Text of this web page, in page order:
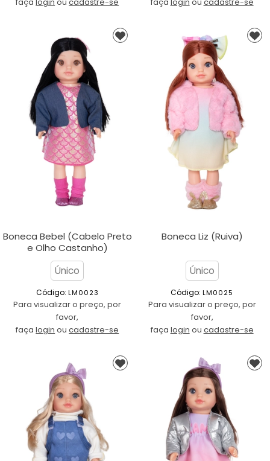
Boneca Bebel (Cabelo Preto
e Olho Castanho)
Único
Código: LM0023
Para visualizar o preço, por
favor,
façalogin oucadastre-se
Boneca Liz (Ruiva)
Único
Código: LM0025
Para visualizar o preço, por
favor,
faça login ou cadastre-se